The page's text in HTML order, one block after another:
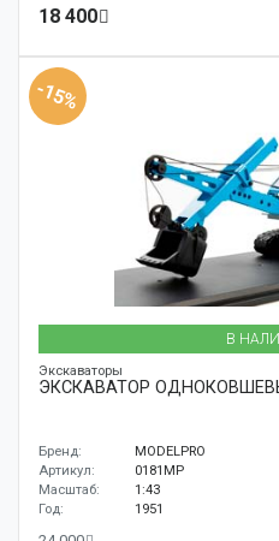
18 400
-15%
В
Экскаваторы
ЭКСКАВАТОР
Бренд:
MODELPRO
Артикул:
0181MP
Масштаб:
1:43
Год:
1951